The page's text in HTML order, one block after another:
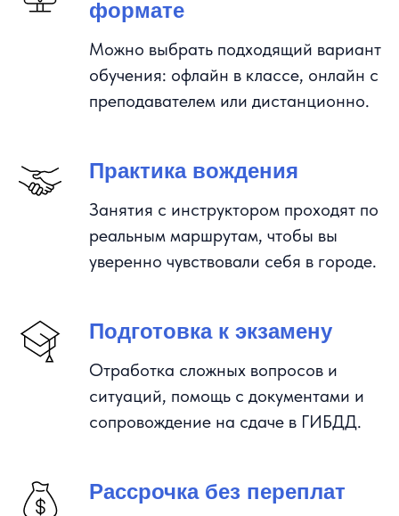
формате
Можно выбрать подходящий вариант
обучения: офлайн в классе, онлайн с
преподавателем или дистанционно.
Практика вождения
Занятия с инструктором проходят по
реальным маршрутам, чтобы вы
уверенно чувствовали себя в городе.
Подготовка к экзамену
Отработка сложных вопросов и
ситуаций, помощь с документами и
сопровождение на сдаче в ГИБДД.
Рассрочка без переплат